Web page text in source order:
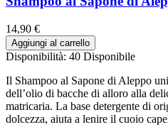
14,90 €
Aggiungi al carrello
Disponibilità: 40 Disponibile
Il Shampoo al Sapone di Aleppo
dell’olio di bacche di alloro alla
matricaria. La base detergente di
dolcezza, aiuta a lenire il cuoio